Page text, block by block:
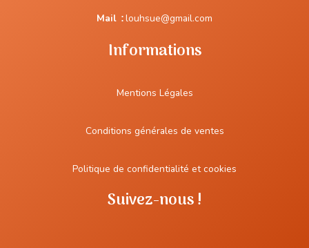
Mail :louhsue@gmail.com
Informations
Mentions Légales
Conditions générales de ventes
Politique de confidentialité et cookies
Suivez-nous !